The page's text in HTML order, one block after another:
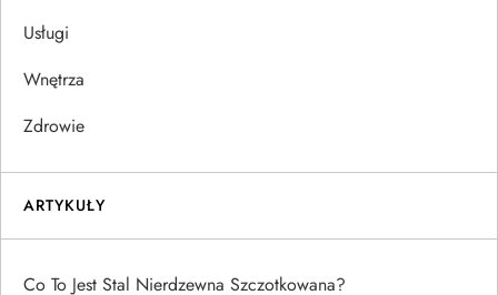
Usługi
Wnętrza
Zdrowie
ARTYKUŁY
Co To Jest Stal Nierdzewna Szczotkowana?